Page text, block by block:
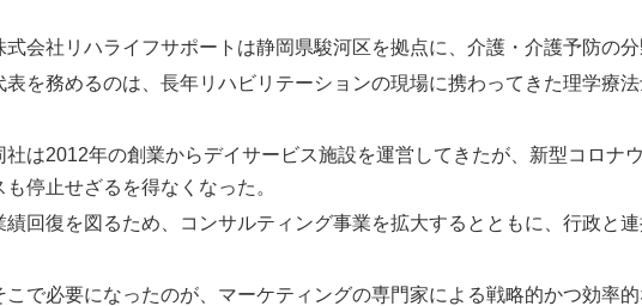
式会社リハライフサポートは静岡県駿河区を拠点に、介護・介護予防の
表を務めるのは、長年リハビリテーションの現場に携わってきた理学療法
社は2012年の創業からデイサービス施設を運営してきたが、新型コロナ
も停止せざるを得なくなった。
績回復を図るため、コンサルティング事業を拡大するとともに、行政と
こで必要になったのが、マーケティングの専門家による戦略的かつ効率的